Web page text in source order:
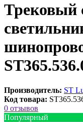
Трековый
Производитель: ST
Код товара:
0 отзывов
Популярный